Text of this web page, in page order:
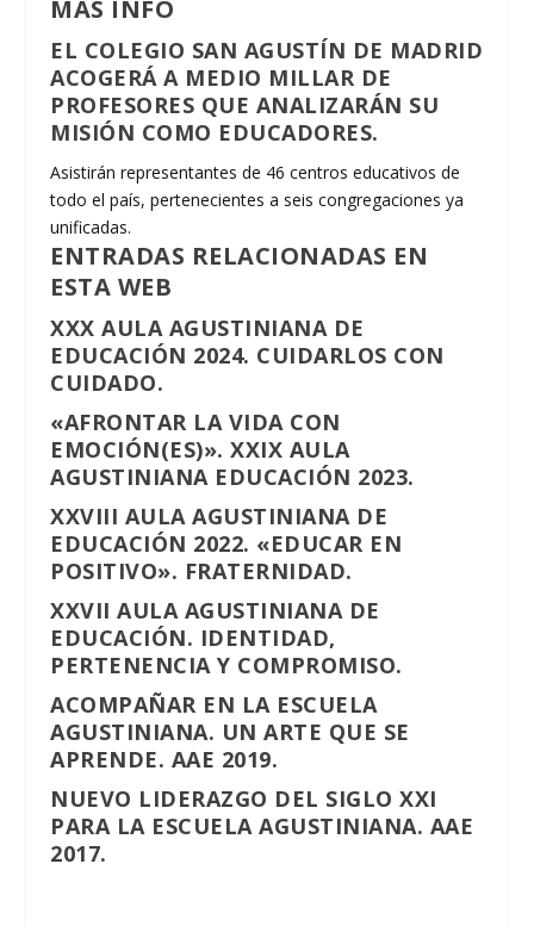
MÁS INFO
EL COLEGIO SAN AGUSTÍN DE MADRID
ACOGERÁ A MEDIO MILLAR DE
PROFESORES QUE ANALIZARÁN SU
MISIÓN COMO EDUCADORES.
Asistirán representantes de 46 centros educativos de
todo el país, pertenecientes a seis congregaciones ya
unificadas.
ENTRADAS RELACIONADAS EN
ESTA WEB
XXX AULA AGUSTINIANA DE
EDUCACIÓN 2024. CUIDARLOS CON
CUIDADO.
«AFRONTAR LA VIDA CON
EMOCIÓN(ES)». XXIX AULA
AGUSTINIANA EDUCACIÓN 2023.
XXVIII AULA AGUSTINIANA DE
EDUCACIÓN 2022. «EDUCAR EN
POSITIVO». FRATERNIDAD.
XXVII AULA AGUSTINIANA DE
EDUCACIÓN. IDENTIDAD,
PERTENENCIA Y COMPROMISO.
ACOMPAÑAR EN LA ESCUELA
AGUSTINIANA. UN ARTE QUE SE
APRENDE. AAE 2019.
NUEVO LIDERAZGO DEL SIGLO XXI
PARA LA ESCUELA AGUSTINIANA. AAE
2017.